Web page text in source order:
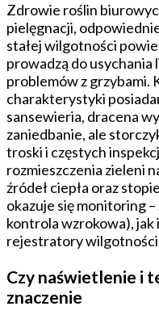
Zdrowie roślin
pielęgnacji,
stałej wilgotności
prowadzą do usychania
problemów z grzybami.
charakterystyki
sansewieria, dracena
zaniedbanie, ale
troski i częstych
rozmieszczenia zieleni
źródeł ciepła oraz
okazuje się monitoring
kontrola wzrokowa),
rejestratory
Czy naświetlenie i
znaczenie